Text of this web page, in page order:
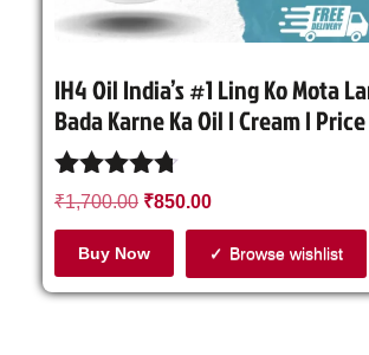
IH4 Oil India’s #1 Ling Ko Mota
Bada Karne Ka Oil | Cream | Price
Rated
out of 5
₹1,700.00 ₹850.00
Buy Now Browse wishlist